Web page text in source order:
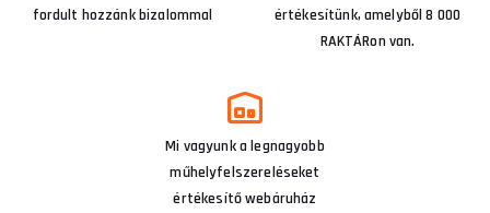
fordult hozzánk bizalommal
értékesítünk, amelyből 8 000
RAKTÁRon van.
Mi vagyunk a legnagyobb
műhelyfelszereléseket
értékesítő webáruház